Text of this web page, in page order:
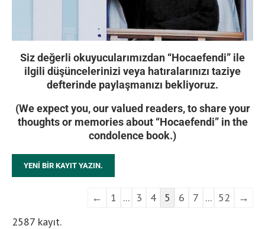
Siz değerli okuyucularımızdan “Hocaefendi” ile
ilgili düşüncelerinizi veya hatıralarınızı taziye
defterinde paylaşmanızı bekliyoruz.
(We expect you, our valued readers, to share your
thoughts or memories about “Hocaefendi” in the
condolence book.)
← 1 ... 3 4 5 6 7 ... 52
→
2587 kayıt.